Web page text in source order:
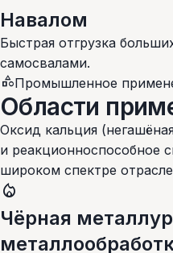
Навалом
Быстрая отгрузка
самосвалами.
categoryПромышленное
Области
Оксид кальция
и реакционноспособное
широком спектре
local_fire_department
Чёрная